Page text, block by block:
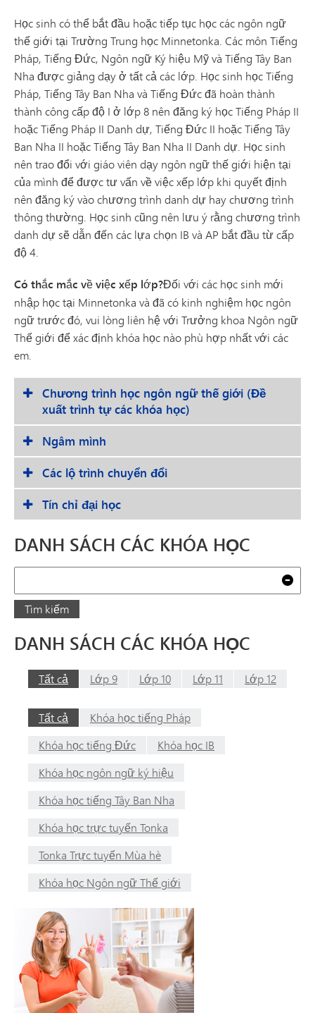
Học sinh có thể bắt đầu hoặc tiếp tục học các ngôn ngữ
thế giới tại Trường Trung học Minnetonka. Các môn Tiếng
Pháp, Tiếng Đức, Ngôn ngữ Ký hiệu Mỹ và Tiếng Tây Ban
Nha được giảng dạy ở tất cả các lớp. Học sinh học Tiếng
Pháp, Tiếng Tây Ban Nha và Tiếng Đức đã hoàn thành
thành công cấp độ I ở lớp 8 nên đăng ký học Tiếng Pháp II
hoặc Tiếng Pháp II Danh dự, Tiếng Đức II hoặc Tiếng Tây
Ban Nha II hoặc Tiếng Tây Ban Nha II Danh dự. Học sinh
nên trao đổi với giáo viên dạy ngôn ngữ thế giới hiện tại
của mình để được tư vấn về việc xếp lớp khi quyết định
nên đăng ký vào chương trình danh dự hay chương trình
thông thường. Học sinh cũng nên lưu ý rằng chương trình
danh dự sẽ dẫn đến các lựa chọn IB và AP bắt đầu từ cấp
độ 4.
Có thắc mắc về việc xếp lớp?Đối với các học sinh mới
nhập học tại Minnetonka và đã có kinh nghiệm học ngôn
ngữ trước đó, vui lòng liên hệ với Trưởng khoa Ngôn ngữ
Thế giới để xác định khóa học nào phù hợp nhất với các
em.
Chương trình học ngôn ngữ thế giới (Đề
xuất trình tự các khóa học)
Ngâm mình
Các lộ trình chuyển đổi
Tín chỉ đại học
DANH SÁCH CÁC KHÓA HỌC
Tìm kiếm
DANH SÁCH CÁC KHÓA HỌC
Tất cả Lớp 9 Lớp 10 Lớp 11 Lớp 12
Tất cả
Khóa học tiếng Pháp
Khóa học tiếng Đức
Khóa học IB
Khóa học ngôn ngữ ký hiệu
Khóa học tiếng Tây Ban Nha
Khóa học trực tuyến Tonka
Tonka Trực tuyến Mùa hè
Khóa học Ngôn ngữ Thế giới